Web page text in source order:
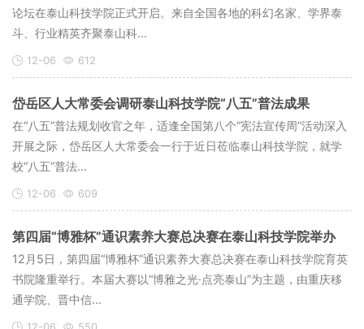
论坛在泰山科技学院正式开启。来自全国各地的科幻名家、学界泰
斗、行业精英齐聚泰山科...
12-06 612
岱岳区人大常委会调研泰山科技学院“八五”普法成果
在“八五”普法规划收官之年，适逢全国第八个“宪法宣传周”活动深入
开展之际，岱岳区人大常委会一行于近日莅临泰山科技学院，就学
校“八五”普法...
12-06 609
第四届“博雅杯”通识素养大赛总决赛在泰山科技学院举办
12月5日，第四届“博雅杯”通识素养大赛总决赛在泰山科技学院育英
书院隆重举行。本届大赛以“博雅之光·点亮泰山”为主题，由重庆移
通学院、晋中信...